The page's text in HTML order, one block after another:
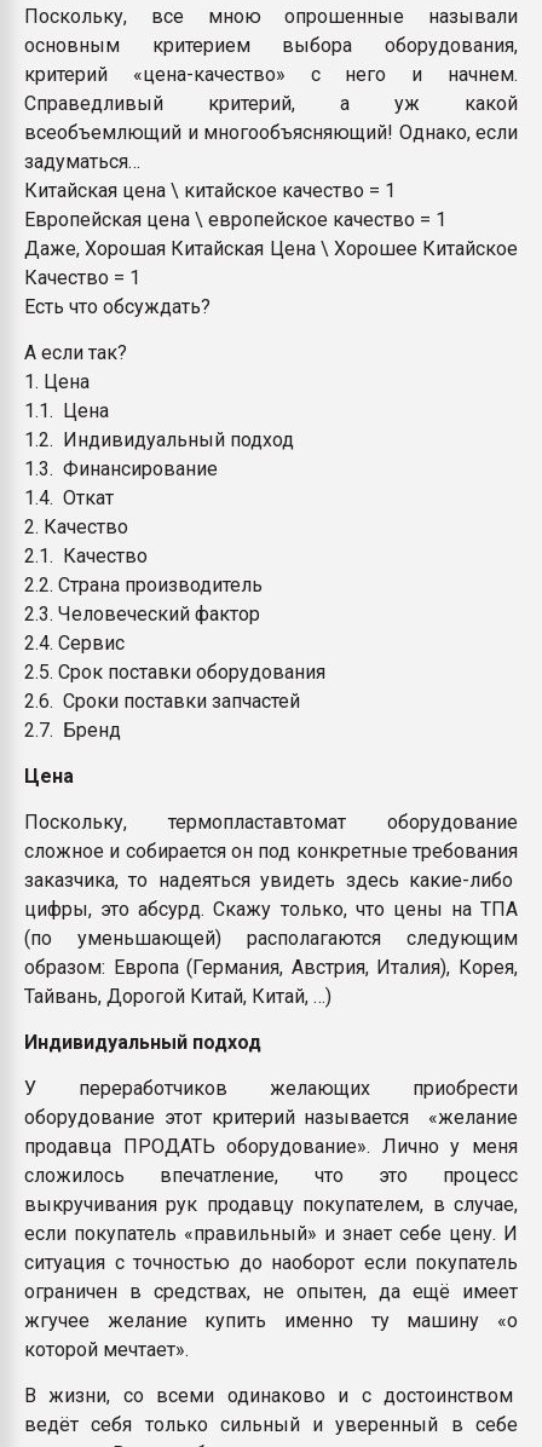
Поскольку, все мною опрошенные называли
основным критерием выбора оборудования,
критерий «цена-качество» с него и начнем.
Справедливый критерий, а уж какой
всеобъемлющий и многообъясняющий! Однако, если
задуматься…
Китайская цена \ китайское качество = 1
Европейская цена \ европейское качество = 1
Даже, Хорошая Китайская Цена \ Хорошее Китайское
Качество = 1
Есть что обсуждать?
А если так?
1. Цена
1.1. Цена
1.2. Индивидуальный подход
1.3. Финансирование
1.4. Откат
2. Качество
2.1. Качество
2.2. Страна производитель
2.3. Человеческий фактор
2.4. Сервис
2.5. Срок поставки оборудования
2.6. Сроки поставки запчастей
2.7. Бренд
Цена
Поскольку, термопластавтомат оборудование
сложное и собирается он под конкретные требования
заказчика, то надеяться увидеть здесь какие-либо
цифры, это абсурд. Скажу только, что цены на ТПА
(по уменьшающей) располагаются следующим
образом: Европа (Германия, Австрия, Италия), Корея,
Тайвань, Дорогой Китай, Китай, …)
Индивидуальный подход
У переработчиков желающих приобрести
оборудование этот критерий называется «желание
продавца ПРОДАТЬ оборудование». Лично у меня
сложилось впечатление, что это процесс
выкручивания рук продавцу покупателем, в случае,
если покупатель «правильный» и знает себе цену. И
ситуация с точностью до наоборот если покупатель
ограничен в средствах, не опытен, да ещё имеет
жгучее желание купить именно ту машину «о
которой мечтает».
В жизни, со всеми одинаково и с достоинством
ведёт себя только сильный и уверенный в себе